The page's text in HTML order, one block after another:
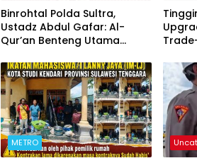
Binrohtal Polda Sultra,
Ustadz Abdul Gafar: Al-
Qur’an Benteng Utama
Penyimpangan Sosial
METRO